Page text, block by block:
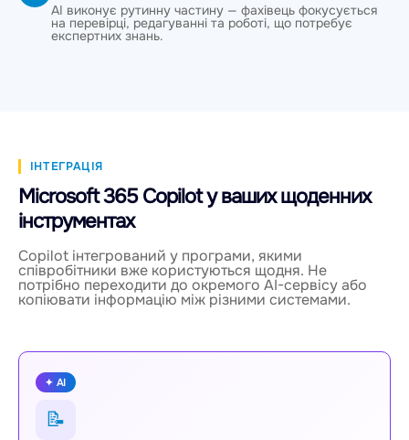
AI виконує рутинну частину — фахівець фокусується
на перевірці, редагуванні та роботі, що потребує
експертних знань.
ІНТЕГРАЦІЯ
Microsoft 365 Copilot у ваших щоденних
інструментах
Copilot інтегрований у програми, якими
співробітники вже користуються щодня. Не
потрібно переходити до окремого AI-сервісу або
копіювати інформацію між різними системами.
✦ AI
📝